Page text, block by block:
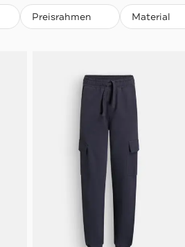
Preisrahmen Material